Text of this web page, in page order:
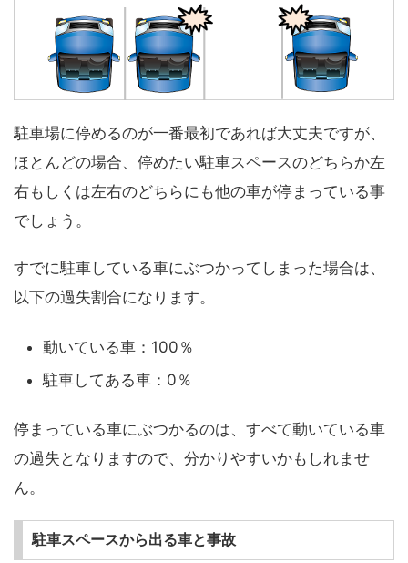
駐車場に停めるのが一番最初であれば大丈夫ですが、
ほとんどの場合、停めたい駐車スペースのどちらか左
右もしくは左右のどちらにも他の車が停まっている事
でしょう。
すでに駐車している車にぶつかってしまった場合は、
以下の過失割合になります。
動いている車：100％
駐車してある車：0％
停まっている車にぶつかるのは、すべて動いている車
の過失となりますので、分かりやすいかもしれませ
ん。
駐車スペースから出る車と事故